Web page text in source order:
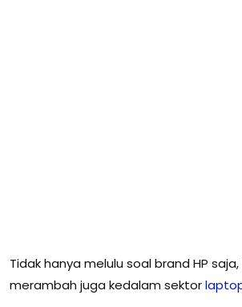
Tidak hanya melulu soal brand HP saja,
merambah juga kedalam sektor